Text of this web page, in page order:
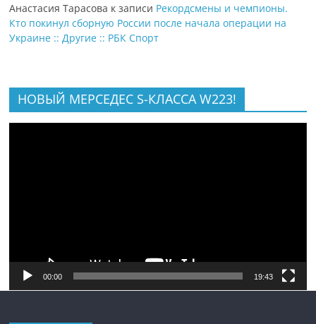
Анастасия Тарасова к записи Рекордсмены и чемпионы.
Кто покинул сборную России после начала операции на
Украине :: Другие :: РБК Спорт
НОВЫЙ МЕРСЕДЕС S-КЛАССА W223!
00:00 19:43